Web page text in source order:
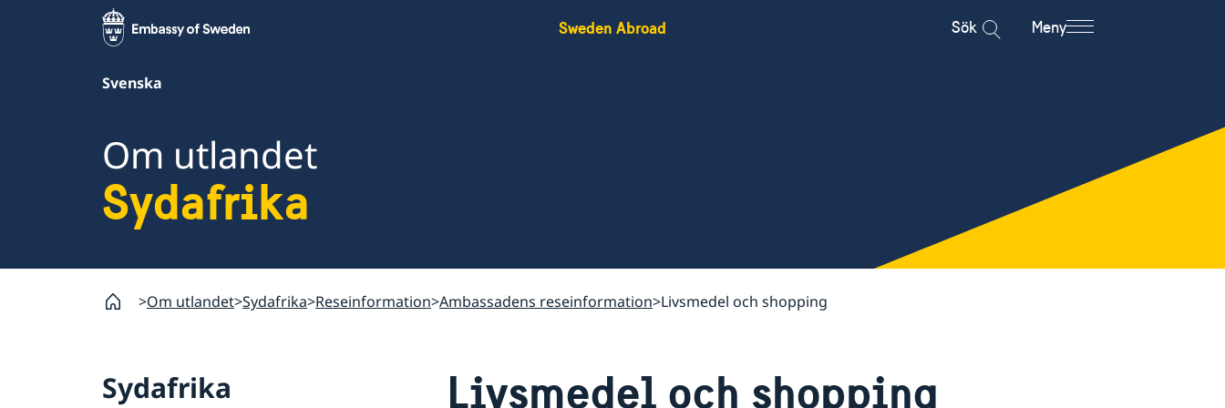
Sweden Abroad Sök Meny
Svenska
Om utlandet
Sydafrika
Om utlandet Sydafrika Reseinformation Ambassadens reseinformation Livsmedel och shopping
Sydafrika Livsmedel och shopping